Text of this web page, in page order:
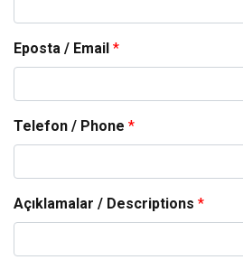
Eposta / Email *
Telefon / Phone *
Açıklamalar / Descriptions *